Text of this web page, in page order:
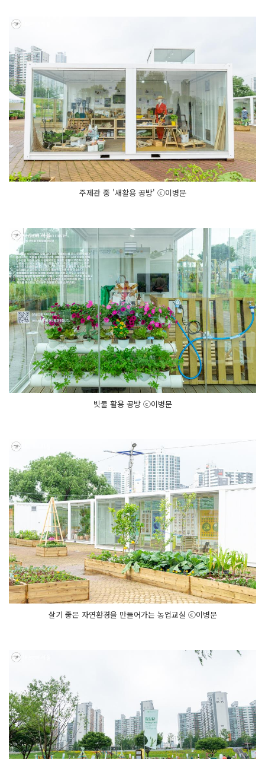
주제관 중 '새활용 공방' ⓒ이병문
빗물 활용 공방 ⓒ이병문
살기 좋은 자연환경을 만들어가는 농업교실 ⓒ이병문